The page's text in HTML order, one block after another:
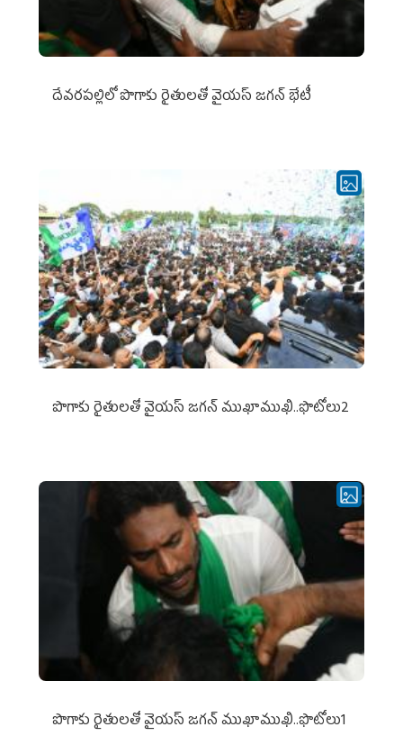
దేవరపల్లిలో పొగాకు రైతులతో వైయస్ జగన్ భేటీ
పొగాకు రైతుల‌తో వైయ‌స్ జ‌గ‌న్ ముఖాముఖి..ఫొటోలు2
పొగాకు రైతుల‌తో వైయ‌స్ జ‌గ‌న్ ముఖాముఖి..ఫొటోలు1